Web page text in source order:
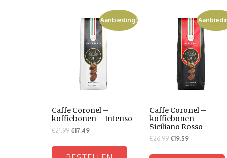
Aanbieding!
Caffe Coronel –
koffiebonen – Intenso
€21.99 €17.49
Caffe Coronel –
koffiebonen –
Siciliano Rosso
€26.99 €19.59